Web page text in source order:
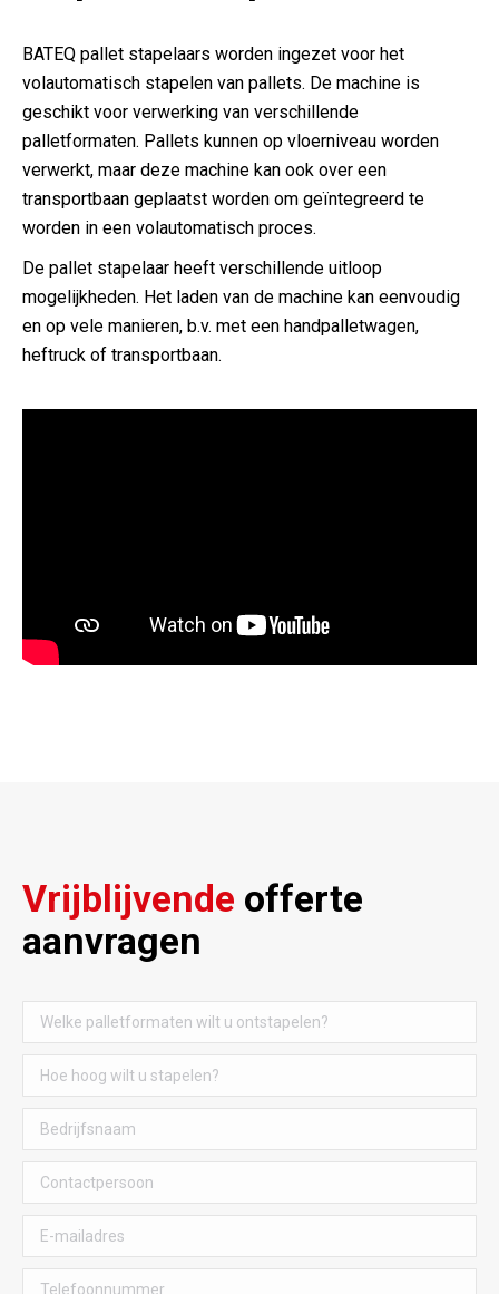
BATEQ pallet stapelaars worden ingezet voor het
volautomatisch stapelen van pallets. De machine is
geschikt voor verwerking van verschillende
palletformaten. Pallets kunnen op vloerniveau worden
verwerkt, maar deze machine kan ook over een
transportbaan geplaatst worden om geïntegreerd te
worden in een volautomatisch proces.
De pallet stapelaar heeft verschillende uitloop
mogelijkheden. Het laden van de machine kan eenvoudig
en op vele manieren, b.v. met een handpalletwagen,
heftruck of transportbaan.
Vrijblijvende offerte
aanvragen